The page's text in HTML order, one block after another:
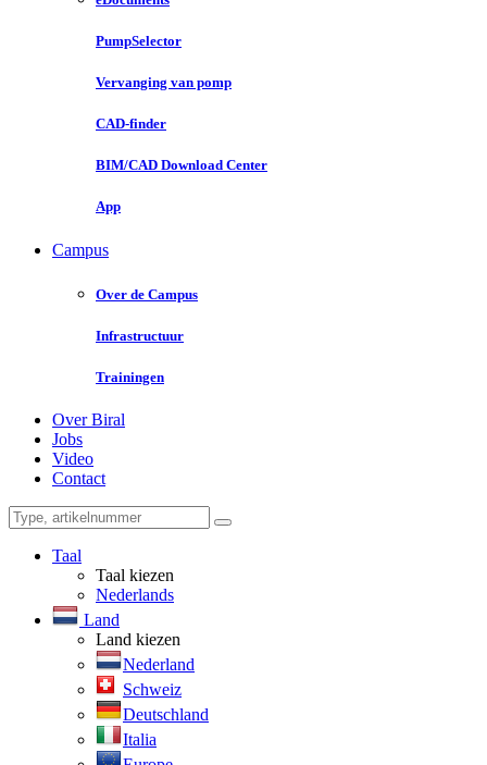
PumpSelector
Vervanging van pomp
CAD-finder
BIM/CAD Download Center
App
Campus
Over de Campus
Infrastructuur
Trainingen
Over Biral
Jobs
Video
Contact
Taal
Taal kiezen
Nederlands
Land
Land kiezen
Nederland
Schweiz
Deutschland
Italia